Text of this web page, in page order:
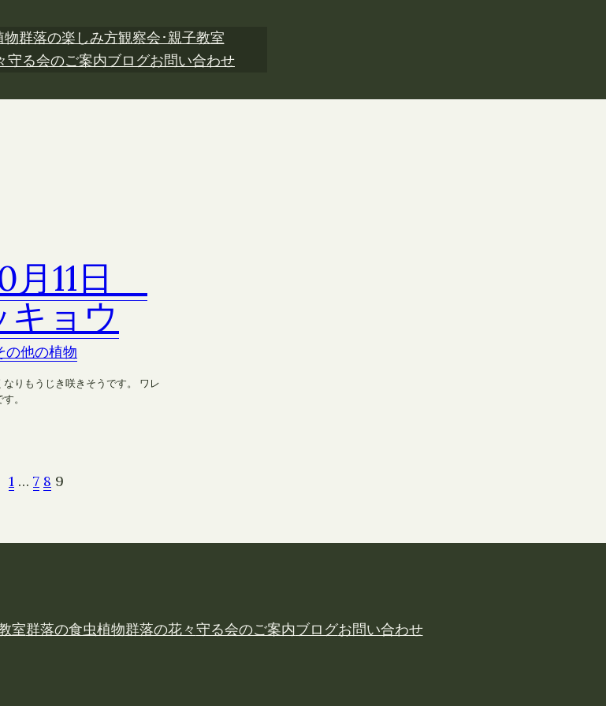
物群落の楽しみ方観察会･親子教室
守る会のご案内ブログお問い合わせ
月11日
キョウ
の他の植物
りもうじき咲きそうです。 ワレ
。
1 … 7 8 9
室群落の食虫植物群落の花々守る会のご案内ブログお問い合わせ